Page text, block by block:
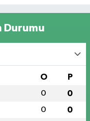
Durumu
O P
0 0
0 0